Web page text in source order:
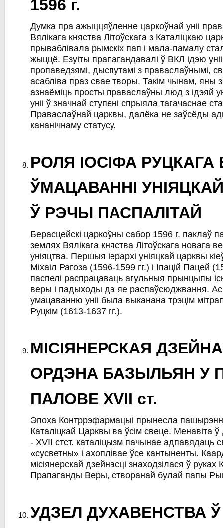
1596 г.
Думка пра ажыццяўленне царкоўнай уніі
Вялікага княства Літоўскага з Каталіцкаю
прываблівала рымскіх пап і мала-памалу
жыццё. Езуіты прапагандавалі ў ВКЛ ідэю уніі
пропаведзямі, дыспутамі з праваслаўнымі,
асабліва праз свае творы. Такім чынам, яны
азнаёміць просты праваслаўны люд з ідэяй
уніі ў значнай ступені спрыяла тагачаснае
Праваслаўнай царквы, далёка не заўсёды
кананічнаму статусу.
РОЛЯ ІОСІФА РУЦКАГА
ЎМАЦАВАННІ
Ў РЭЧЫ ПАСПАЛІТАЙ
Берасцейскі царкоўны сабор 1596 г. паклаў
землях Вялікага княства Літоўскага новага
уніяцтва. Першыя іерархі уніяцкай царквы
Міхаіл Рагоза (1596-1599 гг.) і Іпацій Пацей
паспелі распрацаваць агульныя прынцыпы
веры і падыходы да яе распаўсюджвання.
умацаванню уніі была выканана трэцім
Руцкім (1613-1637 гг.).
МІСІЯНЕРСКАЯ
ОРДЭНА БАЗЫЛЬЯН У
ПАЛОВЕ XVII ст.
Эпоха Контррэфармацыі прынесла
Каталіцкай Царквы ва ўсім свеце. Менавіта
- XVII стст. каталіцызм пачынае адпавядаць
«сусветны» і ахоплівае ўсе кантыненты.
місіянерскай дзейнасці знаходзілася ў руках
Прапаганды Веры, створанай булай папы
УДЗЕЛ ДУХАВЕНСТВА Ў